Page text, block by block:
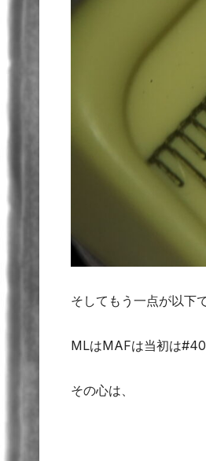
そしてもう一点が以下
MLはMAFは当初は
その心は、